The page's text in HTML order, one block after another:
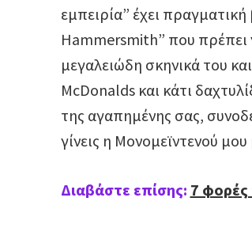
εμπειρία” έχει
Hammersmith” που πρέπει
μεγαλειώδη σκηνικά του
McDonalds και κάτι
της αγαπημένης σας,
γίνεις η Μονομεϊντενού
Διαβάστε επίσης: 7 φορές